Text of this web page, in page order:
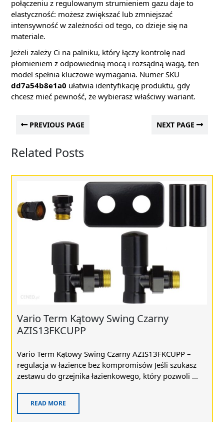
połączeniu z regulowanym strumieniem gazu daje to
elastyczność: możesz zwiększać lub zmniejszać
intensywność w zależności od tego, co dzieje się na
materiale.
Jeżeli zależy Ci na palniku, który łączy kontrolę nad
płomieniem z odpowiednią mocą i rozsądną wagą, ten
model spełnia kluczowe wymagania. Numer SKU
dd7a54b8e1a0 ułatwia identyfikację produktu, gdy
chcesz mieć pewność, że wybierasz właściwy wariant.
PREVIOUS PAGE NEXT PAGE
Related Posts
Vario Term Kątowy Swing Czarny
AZIS13FKCUPP
Vario Term Kątowy Swing Czarny AZIS13FKCUPP –
regulacja w łazience bez kompromisów Jeśli szukasz
zestawu do grzejnika łazienkowego, który pozwoli ...
READ MORE